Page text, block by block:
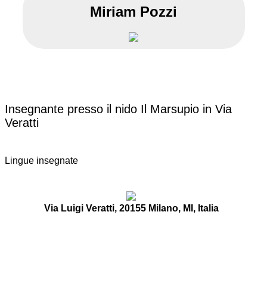
Miriam Pozzi
Insegnante presso il nido Il Marsupio in Via
Veratti
Lingue insegnate
Via Luigi Veratti, 20155 Milano, MI, Italia